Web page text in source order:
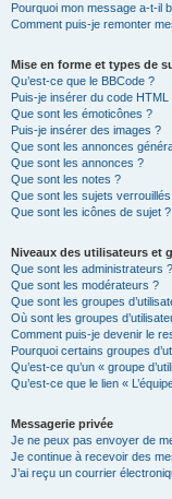
Pourquoi mon message a-t-il
Comment puis-je remonter
Mise en forme et types de
Qu’est-ce que le BBCode ?
Puis-je insérer du code HTML
Que sont les émoticônes ?
Puis-je insérer des images ?
Que sont les annonces
Que sont les annonces ?
Que sont les notes ?
Que sont les sujets
Que sont les icônes de sujet ?
Niveaux des utilisateurs et
Que sont les administrateurs ?
Que sont les modérateurs ?
Que sont les groupes
Où sont les groupes
Comment puis-je devenir le
Pourquoi certains groupes
Qu’est-ce qu’un « groupe
Qu’est-ce que le lien «
Messagerie privée
Je ne peux pas envoyer de
Je continue à recevoir des
J’ai reçu un courrier